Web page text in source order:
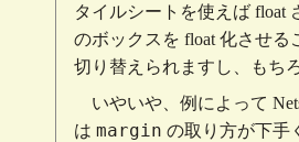
タイルシートを使えば float
のボックスを float 化させ
切り替えられますし、もち
いやいや、例によって
は margin の取り方が下手